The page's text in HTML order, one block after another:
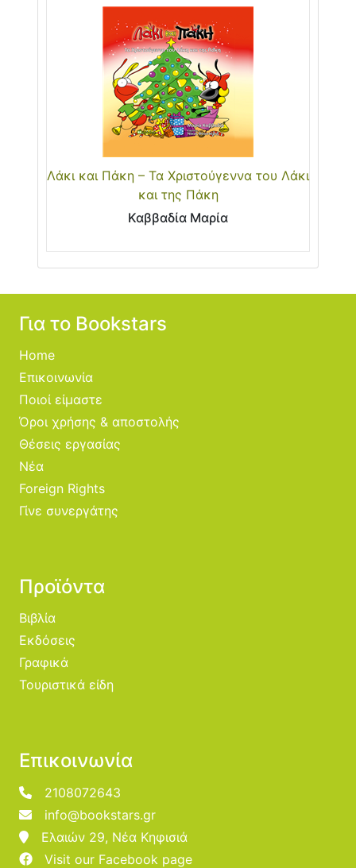
Λάκι και Πάκη – Τα Χριστούγεννα του Λάκι
και της Πάκη
Καββαδία Μαρία
Για το Bookstars
Home
Επικοινωνία
Ποιοί είμαστε
Όροι χρήσης & αποστολής
Θέσεις εργασίας
Νέα
Foreign Rights
Γίνε συνεργάτης
Προϊόντα
Βιβλία
Εκδόσεις
Γραφικά
Τουριστικά είδη
Επικοινωνία
2108072643
info@bookstars.gr
Ελαιών 29, Νέα Κηφισιά
Visit our Facebook page